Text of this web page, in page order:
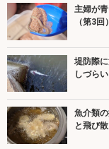
主婦が
（第3回）
堤防際
しづらい
魚介類
と飛び